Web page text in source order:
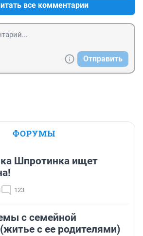
все комментарии
Отправить
ФОРУМЫ
Шпротинка ищет
123
с семейной
с ее родителями)